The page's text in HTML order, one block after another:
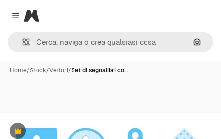
Close menu
Magnific
Cerca
Home/Stock/Vettori/Set di segnalibri co…
Premium